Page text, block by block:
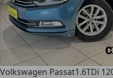
Volkswagen Passat1.6TDi